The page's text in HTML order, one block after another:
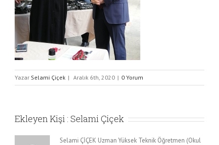
Yazar Selami Çiçek | Aralık 6th, 2020 | 0 Yorum
Ekleyen Kişi : Selami Çiçek
Selami ÇİÇEK Uzman Yüksek Teknik Öğretmen (Okul